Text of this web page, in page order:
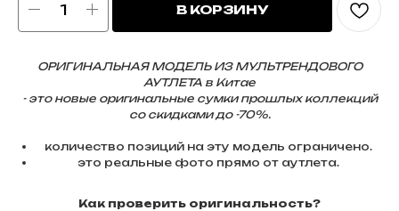
В КОРЗИНУ
ОРИГИНАЛЬНАЯ МОДЕЛЬ ИЗ МУЛЬТРЕНДОВОГО
АУТЛЕТА в Китае
- это новые оригинальные сумки прошлых коллекций
со скидками до -70%.
количество позиций на эту модель ограничено.
это реальные фото прямо от аутлета.
Как проверить оригинальность?